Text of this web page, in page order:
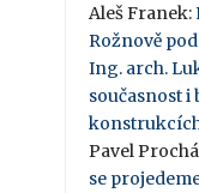
Aleš Franek:
Rožnově
Ing. arch.
současnost
Pavel
se